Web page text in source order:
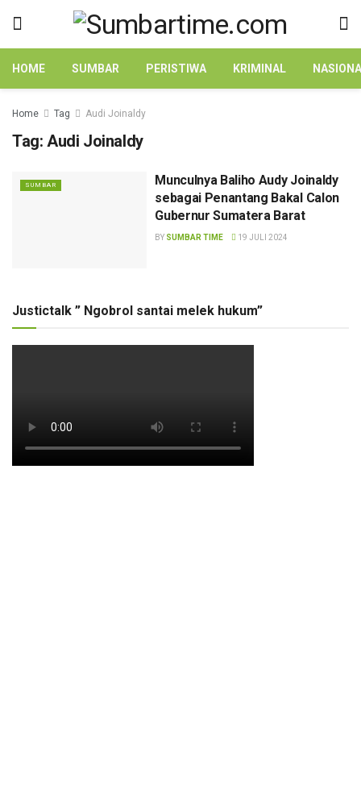
HOME SUMBAR PERISTIWA KRIMINAL
Home Tag Audi Joinaldy
Tag: Audi Joinaldy
SUMBAR
Munculnya Baliho Audy Joinaldy
sebagai Penantang Bakal Calon
Gubernur Sumatera Barat
BY SUMBAR TIME 19 JULI 2024
Justictalk ” Ngobrol santai melek hukum”